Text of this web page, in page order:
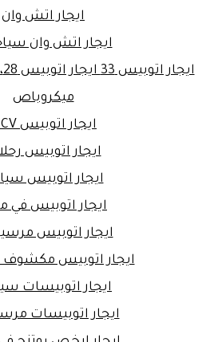
ايجار اتش وان
ايجار اتش وان
ميكروباص
ايجار اتوبيس MCV
ايجار اتوبيس
ايجار اتوبيس
ايجار اتوبيس في
ايجار اتوبيس
ايجار اتوبيس
ايجار اتوبيسات
ايجار اتوبيسات